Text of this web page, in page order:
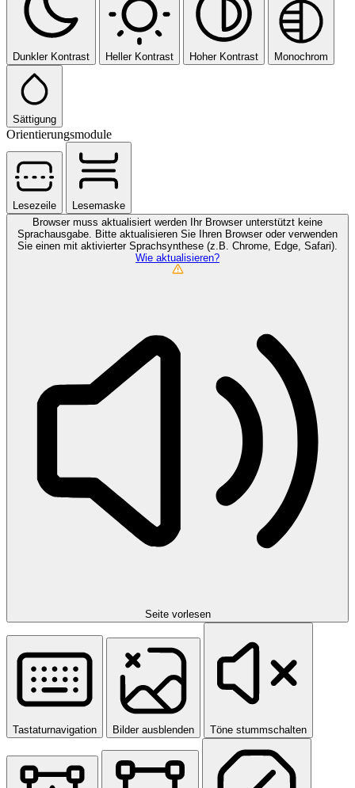
Dunkler Kontrast Heller Kontrast Hoher Kontrast Monochrom
Sättigung
Orientierungsmodule
Lesezeile
Lesemaske
Browser muss aktualisiert werden
Ihr Browser unterstützt keine
Sprachausgabe. Bitte aktualisieren Sie Ihren Browser oder verwenden
Sie einen mit aktivierter Sprachsynthese (z.B. Chrome, Edge, Safari).
Wie aktualisieren?
Seite vorlesen
Tastaturnavigation Bilder ausblenden Töne stummschalten